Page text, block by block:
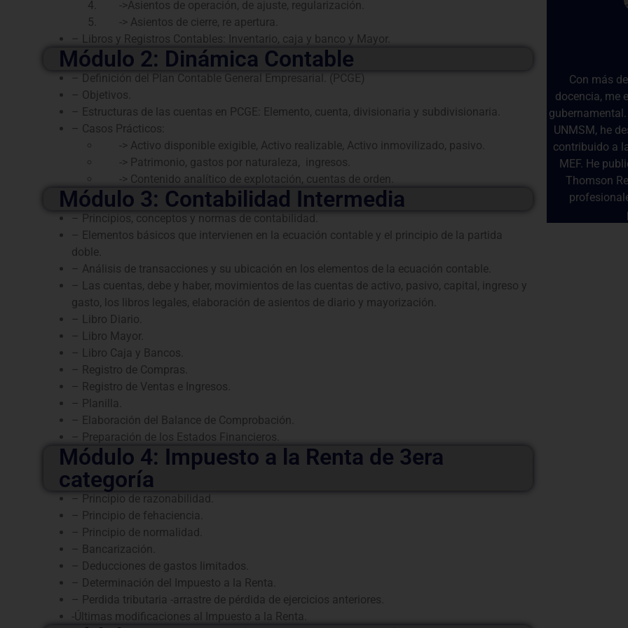
->Asientos de operación, de ajuste, regularización.
-> Asientos de cierre, re apertura.
– Libros y Registros Contables: Inventario, caja y banco y Mayor.
Módulo 2: Dinámica Contable
– Definición del Plan Contable General Empresarial. (PCGE)
– Objetivos.
– Estructuras de las cuentas en PCGE: Elemento, cuenta, divisionaria y subdivisionaria.
– Casos Prácticos:
-> Activo disponible exigible, Activo realizable, Activo inmovilizado, pasivo.
-> Patrimonio, gastos por naturaleza, ingresos.
-> Contenido analítico de explotación, cuentas de orden.
Módulo 3: Contabilidad Intermedia
– Principios, conceptos y normas de contabilidad.
– Elementos básicos que intervienen en la ecuación contable y el principio de la partida
doble.
– Análisis de transacciones y su ubicación en los elementos de la ecuación contable.
– Las cuentas, debe y haber, movimientos de las cuentas de activo, pasivo, capital, ingreso y
gasto, los libros legales, elaboración de asientos de diario y mayorización.
– Libro Diario.
– Libro Mayor.
– Libro Caja y Bancos.
– Registro de Compras.
– Registro de Ventas e Ingresos.
– Planilla.
– Elaboración del Balance de Comprobación.
– Preparación de los Estados Financieros.
Módulo 4: Impuesto a la Renta de 3era
categoría
– Principio de razonabilidad.
– Principio de fehaciencia.
– Principio de normalidad.
– Bancarización.
– Deducciones de gastos limitados.
– Determinación del Impuesto a la Renta.
– Perdida tributaria -arrastre de pérdida de ejercicios anteriores.
-Últimas modificaciones al Impuesto a la Renta.
Con más
docencia, me
UNMSM, he
contribuido a
MEF. He
Thomson